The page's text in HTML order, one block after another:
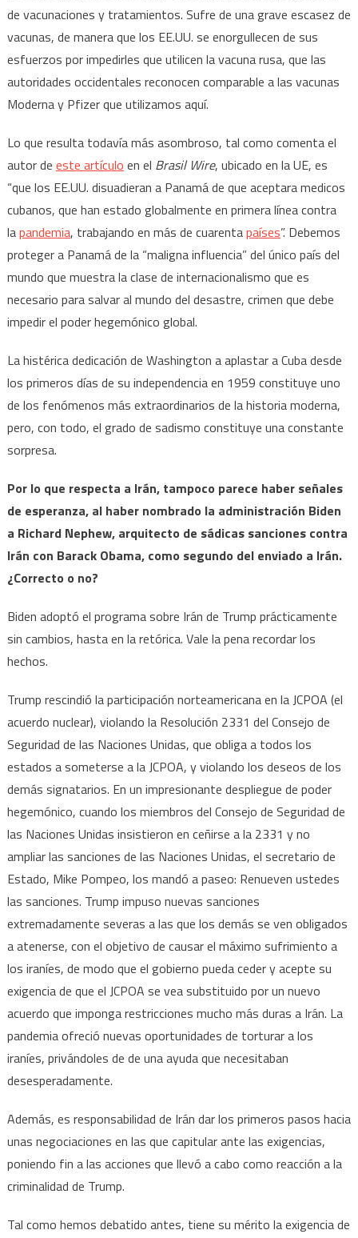
de vacunaciones y tratamientos. Sufre de una grave escasez de
vacunas, de manera que los EE.UU. se enorgullecen de sus
esfuerzos por impedirles que utilicen la vacuna rusa, que las
autoridades occidentales reconocen comparable a las vacunas
Moderna y Pfizer que utilizamos aquí.
Lo que resulta todavía más asombroso, tal como comenta el
autor de este artículo en el Brasil Wire, ubicado en la UE, es
“que los EE.UU. disuadieran a Panamá de que aceptara medicos
cubanos, que han estado globalmente en primera línea contra
lapandemia, trabajando en más de cuarentapaíses”. Debemos
proteger a Panamá de la “maligna influencia” del único país del
mundo que muestra la clase de internacionalismo que es
necesario para salvar al mundo del desastre, crimen que debe
impedir el poder hegemónico global.
La histérica dedicación de Washington a aplastar a Cuba desde
los primeros días de su independencia en 1959 constituye uno
de los fenómenos más extraordinarios de la historia moderna,
pero, con todo, el grado de sadismo constituye una constante
sorpresa.
Por lo que respecta a Irán, tampoco parece haber señales
de esperanza, al haber nombrado la administración Biden
a Richard Nephew, arquitecto de sádicas sanciones contra
Irán con Barack Obama, como segundo del enviado a Irán.
¿Correcto o no?
Biden adoptó el programa sobre Irán de Trump prácticamente
sin cambios, hasta en la retórica. Vale la pena recordar los
hechos.
Trump rescindió la participación norteamericana en la JCPOA (el
acuerdo nuclear), violando la Resolución 2331 del Consejo de
Seguridad de las Naciones Unidas, que obliga a todos los
estados a someterse a la JCPOA, y violando los deseos de los
demás signatarios. En un impresionante despliegue de poder
hegemónico, cuando los miembros del Consejo de Seguridad de
las Naciones Unidas insistieron en ceñirse a la 2331 y no
ampliar las sanciones de las Naciones Unidas, el secretario de
Estado, Mike Pompeo, los mandó a paseo: Renueven ustedes
las sanciones. Trump impuso nuevas sanciones
extremadamente severas a las que los demás se ven obligados
a atenerse, con el objetivo de causar el máximo sufrimiento a
los iraníes, de modo que el gobierno pueda ceder y acepte su
exigencia de que el JCPOA se vea substituido por un nuevo
acuerdo que imponga restricciones mucho más duras a Irán. La
pandemia ofreció nuevas oportunidades de torturar a los
iraníes, privándoles de de una ayuda que necesitaban
desesperadamente.
Además, es responsabilidad de Irán dar los primeros pasos hacia
unas negociaciones en las que capitular ante las exigencias,
poniendo fin a las acciones que llevó a cabo como reacción a la
criminalidad de Trump.
Tal como hemos debatido antes, tiene su mérito la exigencia de